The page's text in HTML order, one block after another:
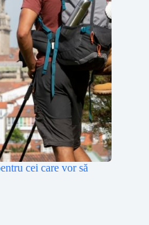
cei care vor să